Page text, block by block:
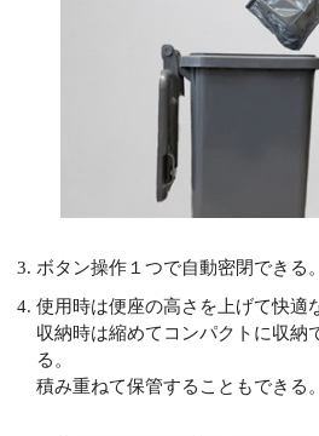
ボタン操作１つで自動密閉できる。
使用時は便座の高さを上げて快適
収納時は縮めてコンパクトに収納
る。
積み重ねて保管することもできる。